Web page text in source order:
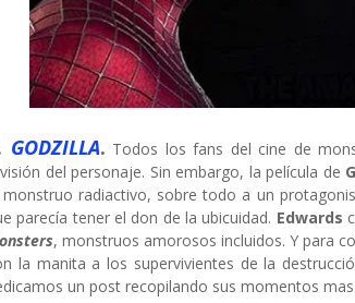
GODZILLA. Todos los fans del cine de
del personaje. Sin embargo, la película de
monstruo radiactivo, sobre todo a un
parecía tener el don de la ubicuidad. Edwards
, monstruos amorosos incluidos. Y para
la manita a los supervivientes de la
un post recopilando sus momentos